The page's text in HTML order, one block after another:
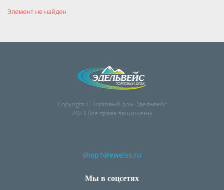
Элемент не найден
Copyright © Торговый дом Эдельвейс
2023 Все права защищены
shop1@eweiss.ru
Мы в соцсетях